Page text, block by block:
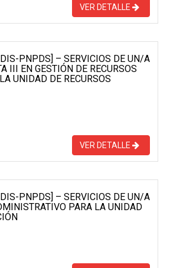
VER DETALLE
PNPDS] – SERVICIOS DE UN/A
III EN GESTIÓN DE RECURSOS
UNIDAD DE RECURSOS
VER DETALLE
PNPDS] – SERVICIOS DE UN/A
PARA LA UNIDAD